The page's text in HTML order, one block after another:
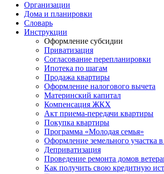
Организации
Дома и планировки
Словарь
Инструкции
Оформление субсидии
Приватизация
Согласование перепланировки
Ипотека по шагам
Продажа квартиры
Оформление налогового вычета
Материнский капитал
Компенсация ЖКХ
Акт приема-передачи квартиры
Покупка квартиры
Программа «Молодая семья»
Оформление земельного участка в
Деприватизация
Проведение ремонта домов
Как получить свою кредитную